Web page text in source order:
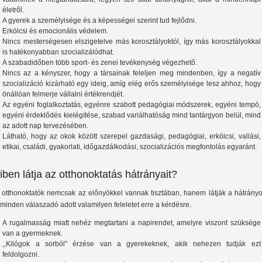
életről.
A gyerek a személyisége és a képességei szerint tud fejlődni.
Erkölcsi és emocionális védelem.
Nincs mesterségesen elszigetelve más korosztályoktól, így más korosztályokkal
is hatékonyabban szocializálódhat.
A szabadidőben több sport- és zenei tevékenység végezhető.
Nincs az a kényszer, hogy a társainak feleljen meg mindenben, így a negatív
szocializáció kizárható egy ideig, amíg elég erős személyisége lesz ahhoz, hogy
önállóan felmerje vállalni értékrendjét.
Az egyéni foglalkoztatás, egyénre szabott pedagógiai módszerek, egyéni tempó,
egyéni érdeklődés kielégítése, szabad variálhatóság mind tantárgyon belül, mind
az adott nap tervezésében.
Látható, hogy az okok között szerepel gazdasági, pedagógiai, erkölcsi, vallási,
etikai, családi, gyakorlati, időgazdálkodási, szocializációs megfontolás egyaránt.
látja az otthonoktatás hátrányait?
otthonoktatók nemcsak az előnyökkel vannak tisztában, hanem látják a
válaszadó adott valamilyen feleletet erre a kérdésre.
A rugalmasság miatt nehéz megtartani a napirendet, amelyre viszont szüksége
van a gyermeknek.
,,Kilógok a sorból" érzése van a gyerekeknek, akik nehezen tudják ezt
feldolgozni.